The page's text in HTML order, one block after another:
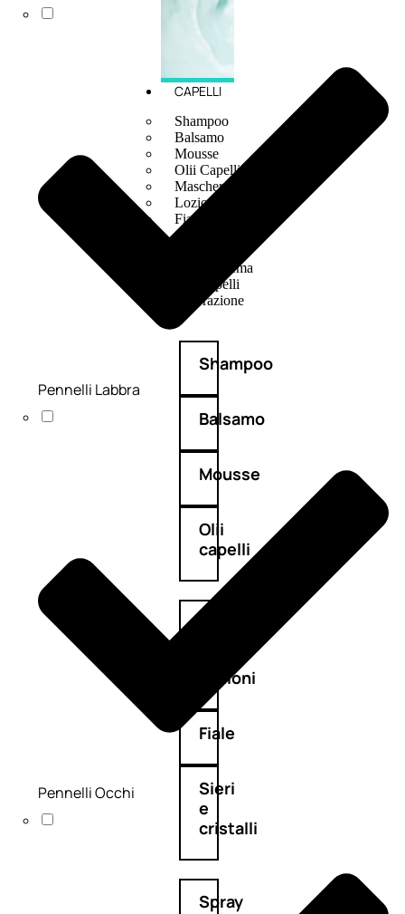
CAPELLI
Shampoo
Balsamo
Mousse
Olii Capelli
Maschere
Lozioni
Fiale
Sieri e Cristalli
Cera e Crema
Gel Capelli
Colorazione
Shampoo
Balsamo
Mousse
Olii
capelli
Lozioni
Fiale
Sieri
e
cristalli
Spray
Pennelli Labbra
Pennelli Occhi